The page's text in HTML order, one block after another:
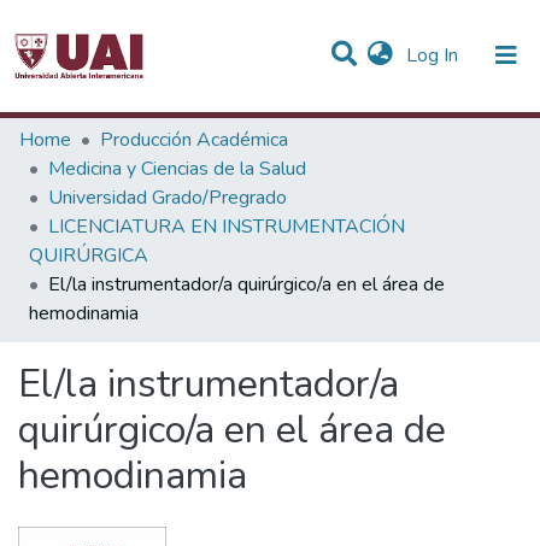
Log In (current)
Statistics
Communities & Collections
All of DSpace
Home
Producción Académica
Medicina y Ciencias de la Salud
Universidad Grado/Pregrado
LICENCIATURA EN INSTRUMENTACIÓN
QUIRÚRGICA
El/la instrumentador/a quirúrgico/a en el área de
hemodinamia
El/la instrumentador/a
quirúrgico/a en el área de
hemodinamia